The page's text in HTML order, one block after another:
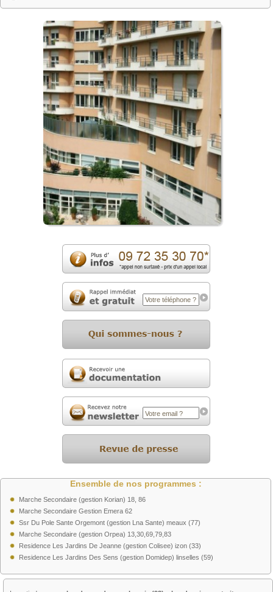
Ensemble de nos programmes :
Marche Secondaire (gestion Korian) 18, 86
Marche Secondaire Gestion Emera 62
Ssr Du Pole Sante Orgemont (gestion Lna Sante) meaux (77)
Marche Secondaire (gestion Orpea) 13,30,69,79,83
Residence Les Jardins De Jeanne (gestion Colisee) izon (33)
Residence Les Jardins Des Sens (gestion Domidep) linselles (59)